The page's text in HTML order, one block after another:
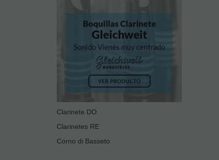
Clarinete DO
Clarinetes RE
Corno di Basseto